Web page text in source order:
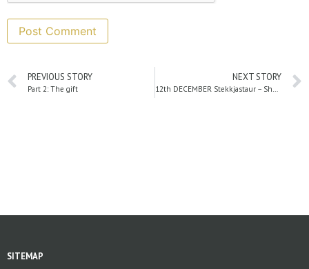
PREVIOUS STORY
Part 2: The gift
NEXT STORY
12th DECEMBER Stekkjastaur – Sheep fright
SITEMAP